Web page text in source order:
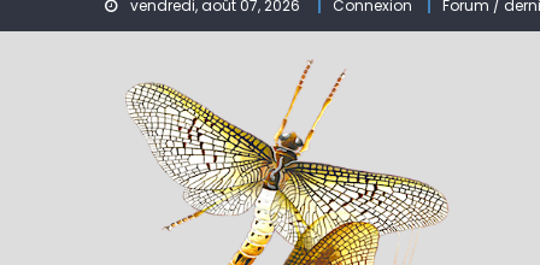
ÉCLOSION ®, 6 ans
vendredi, août 07, 2026 Connexion Forum /